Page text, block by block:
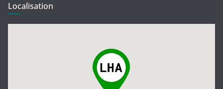
Localisation